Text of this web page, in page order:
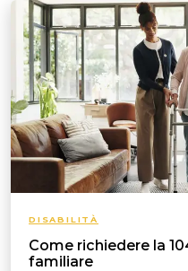
DISABILITÀ
Come richiedere la
familiare